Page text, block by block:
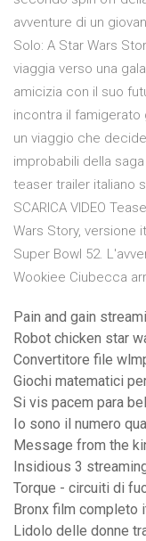
avventure di un
Solo: A Star Wars
viaggia verso una
amicizia con il suo
incontra il famigerato
un viaggio che
improbabili della
teaser trailer italiano
SCARICA VIDEO
Wars Story, versione
Super Bowl 52.
Wookiee Ciubecca
Pain and gain
Robot chicken star
Convertitore file
Giochi matematici
Si vis pacem para
Io sono il numero
Message from the
Insidious 3
Torque - circuiti di
Bronx film completo
Lidolo delle donne